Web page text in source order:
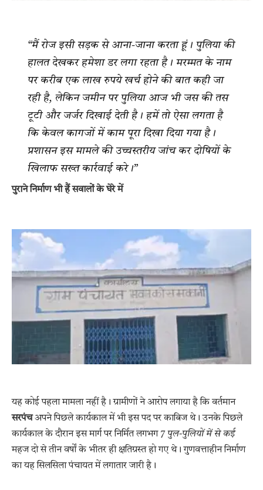
“मैं रोज इसी सड़क से आना-जाना करता हूं। पुलिया की
हालत देखकर हमेशा डर लगा रहता है। मरम्मत के नाम
पर करीब एक लाख रुपये खर्च होने की बात कही जा
रही है, लेकिन जमीन पर पुलिया आज भी जस की तस
टूटी और जर्जर दिखाई देती है। हमें तो ऐसा लगता है
कि केवल कागजों में काम पूरा दिखा दिया गया है।
प्रशासन इस मामले की उच्चस्तरीय जांच कर दोषियों के
खिलाफ सख्त कार्रवाई करे।”
पुराने निर्माण भी हैं सवालों के घेरे में
यह कोई पहला मामला नहीं है। ग्रामीणों ने आरोप लगाया है कि वर्तमान
सरपंचअपने पिछले कार्यकाल में भी इस पद पर काबिज थे। उनके पिछले
कार्यकाल के दौरान इस मार्ग पर निर्मित लगभग 7 पुल-पुलियों में से कई
महज दो से तीन वर्षों के भीतर ही क्षतिग्रस्त हो गए थे। गुणवत्ताहीन निर्माण
का यह सिलसिला पंचायत में लगातार जारी है।